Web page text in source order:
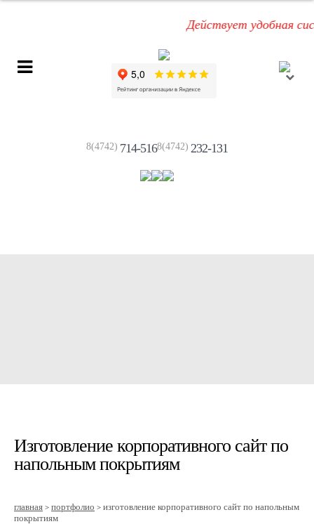
Действует удобная
8(4742) 714-5168(4742) 232-131
Изготовление корпоративного сайт по
напольным покрытиям
главная > портфолио > изготовление корпоративного сайт по напольным
покрытиям